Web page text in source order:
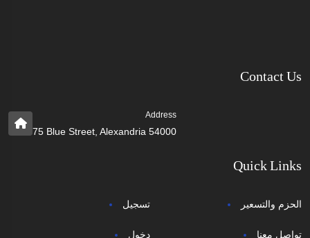
Contact Us
Address
75 Blue Street, Alexandria 54000
Quick Links
تسجيل
دخول
الحزم والتسعير
تواصل معنا